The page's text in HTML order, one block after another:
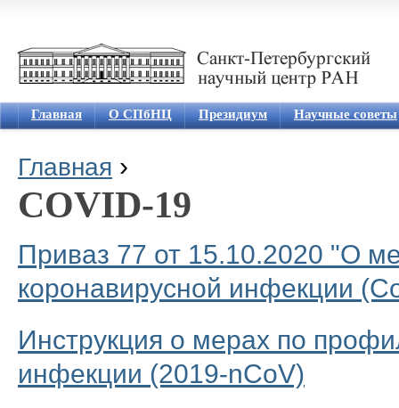
Главная О СПбНЦ Президиум Научные советы
Вы здесь
Главная ›
COVID-19
Приваз 77 от 15.10.2020 "О
коронавирусной инфекции
Инструкция о мерах по
инфекции (2019-nCoV)